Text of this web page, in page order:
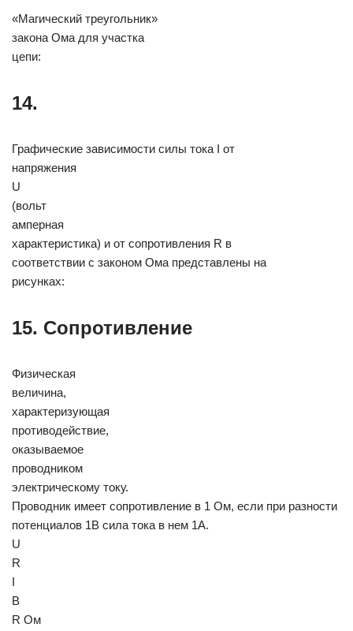
«Магический треугольник»
закона Ома для участка
цепи:
14.
Графические зависимости силы тока I от
напряжения
U
(вольт
амперная
характеристика) и от сопротивления R в
соответствии с законом Ома представлены на
рисунках:
15. Сопротивление
Физическая
величина,
характеризующая
противодействие,
оказываемое
проводником
электрическому току.
Проводник имеет сопротивление в 1 Ом, если при разности
потенциалов 1В сила тока в нем 1А.
U
R
I
В
R Ом